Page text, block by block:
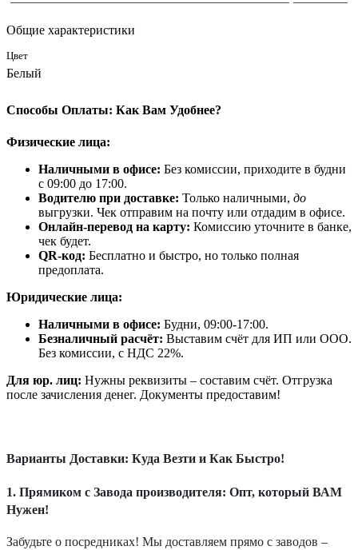
Общие характеристики
Цвет
Белый
Способы Оплаты: Как Вам Удобнее?
Физические лица:
Наличными в офисе: Без комиссии, приходите в будни
с 09:00 до 17:00.
Водителю при доставке: Только наличными, до
выгрузки. Чек отправим на почту или отдадим в офисе.
Онлайн-перевод на карту: Комиссию уточните в банке,
чек будет.
QR-код: Бесплатно и быстро, но только полная
предоплата.
Юридические лица:
Наличными в офисе: Будни, 09:00-17:00.
Безналичный расчёт: Выставим счёт для ИП или ООО.
Без комиссии, с НДС 22%.
Для юр. лиц: Нужны реквизиты – составим счёт. Отгрузка
после зачисления денег. Документы предоставим!
Варианты Доставки: Куда Везти и Как Быстро!
1. Прямиком с Завода производителя: Опт, который ВАМ
Нужен!
Забудьте о посредниках! Мы доставляем прямо с заводов –